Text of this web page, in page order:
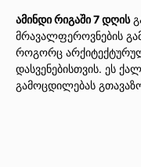
ამინდი რიგაში 7 დღის
მრავალფეროვნების
როგორც
დასვენებისთვის. ეს
გამოცდილებას